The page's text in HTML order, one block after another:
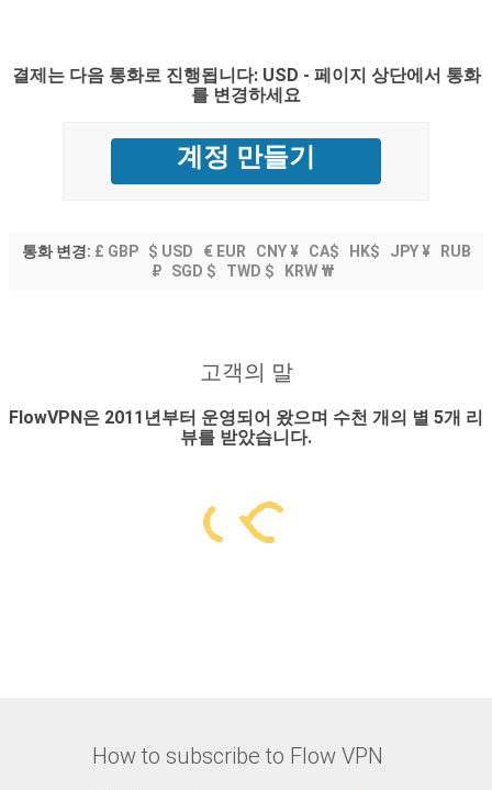
결제는 다음 통화로 진행됩니다: USD - 페이지 상단에서 통화
를 변경하세요
계정 만들기
통화 변경: £ GBP $ USD € EUR CNY ¥ CA$ HK$ JPY ¥
RUB
₽
SGD $ TWD $ KRW ₩
고객의 말
FlowVPN은 2011년부터 운영되어 왔으며 수천 개의 별 5개 리
뷰를 받았습니다.
How to subscribe to Flow VPN